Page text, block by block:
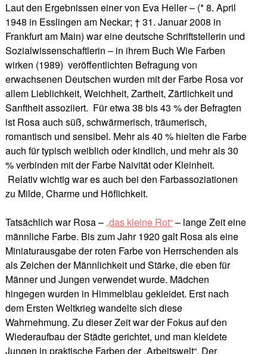
Laut den Ergebnissen einer von Eva Heller – (* 8. April
1948 in Esslingen am Neckar; † 31. Januar 2008 in
Frankfurt am Main) war eine deutsche Schriftstellerin und
Sozialwissenschaftlerin – in ihrem Buch Wie Farben
wirken (1989) veröffentlichten Befragung von
erwachsenen Deutschen wurden mit der Farbe Rosa vor
allem Lieblichkeit, Weichheit, Zartheit, Zärtlichkeit und
Sanftheit assoziiert. Für etwa 38 bis 43 % der Befragten
ist Rosa auch süß, schwärmerisch, träumerisch,
romantisch und sensibel. Mehr als 40 % hielten die Farbe
auch für typisch weiblich oder kindlich, und mehr als 30
% verbinden mit der Farbe Naivität oder Kleinheit.
Relativ wichtig war es auch bei den Farbassoziationen
zu Milde, Charme und Höflichkeit.
Tatsächlich war Rosa –„das kleine Rot“– lange Zeit eine
männliche Farbe. Bis zum Jahr 1920 galt Rosa als eine
Miniaturausgabe der roten Farbe von Herrschenden als
als Zeichen der Männlichkeit und Stärke, die eben für
Männer und Jungen verwendet wurde. Mädchen
hingegen wurden in Himmelblau gekleidet. Erst nach
dem Ersten Weltkrieg wandelte sich diese
Wahrnehmung. Zu dieser Zeit war der Fokus auf den
Wiederaufbau der Städte gerichtet, und man kleidete
Jungen in praktische Farben der „Arbeitswelt“. Der